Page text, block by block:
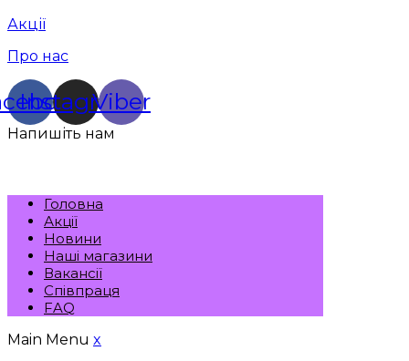
Акції
Про нас
Instagram
Viber
Напишіть нам
Головна
Акції
Новини
Наші магазини
Вакансії
Співпраця
FAQ
Main Menu x